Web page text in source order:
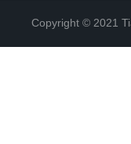
Copyright © 2021